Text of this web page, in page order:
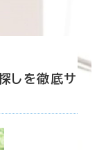
しを徹底サ